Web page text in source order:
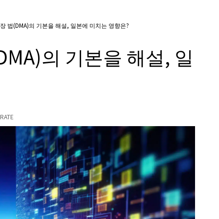
법(DMA)의 기본을 해설, 일본에 미치는 영향은?
의 기본을 해설, 일